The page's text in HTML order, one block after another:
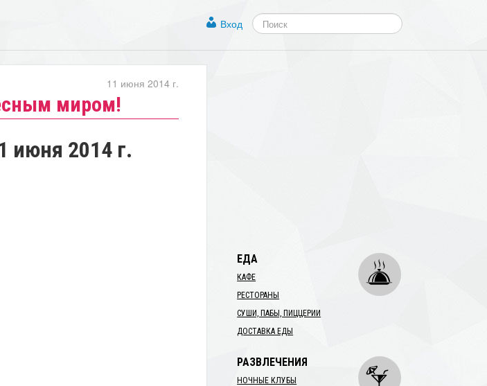
Вход
миром!
11 июня 2014 г.
июня 2014 г.
ЕДА
КАФЕ
РЕСТОРАНЫ
СУШИ, ПАБЫ, ПИЦЦЕРИИ
ДОСТАВКА ЕДЫ
РАЗВЛЕЧЕНИЯ
НОЧНЫЕ КЛУБЫ